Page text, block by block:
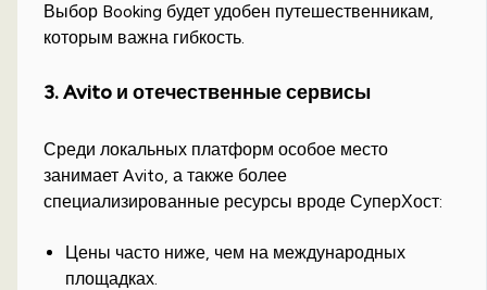
Выбор Booking будет удобен путешественникам,
которым важна гибкость.
3. Avito и отечественные сервисы
Среди локальных платформ особое место
занимает Avito, а также более
специализированные ресурсы вроде СуперХост:
Цены часто ниже, чем на международных
площадках.